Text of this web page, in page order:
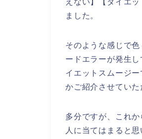
ました。
そのような感じで
ードエラーが発生
イエットスムージ
かご紹介させていた
多分ですが、これ
人に当てはまると